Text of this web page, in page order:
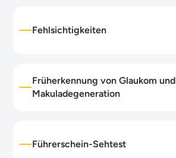
Fehlsichtigkeiten
Früherkennung von Glaukom und
Makuladegeneration
Führerschein-Sehtest